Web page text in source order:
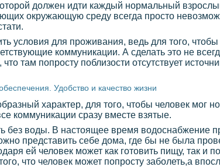
должен идти каждый нормальный
окружающую среду всегда просто
условия для проживания, ведь для того,
коммуникации. А сделать это не
там попросту поблизости отсутствует
Удобство и качество жизни
характер, для того, чтобы человек мог
коммуникации сразу вместе взятые.
воды. В настоящее время водоснабжение
представить себе дома, где бы не была
ей человек может как готовить пищу, так и
что человек может попросту заболеть,а